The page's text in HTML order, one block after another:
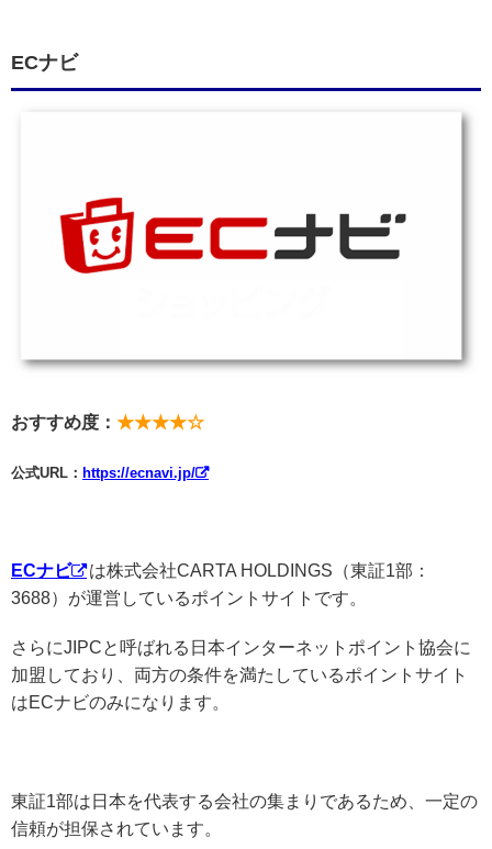
ECナビ
おすすめ度： ★★★★☆
公式URL： https://ecnavi.jp/
ECナビ
は株式会社CARTA HOLDINGS（東証1部：
3688）が運営しているポイントサイトです。
さらにJIPCと呼ばれる日本インターネットポイント協会に
加盟しており、両方の条件を満たしているポイントサイト
はECナビのみになります。
東証1部は日本を代表する会社の集まりであるため、一定の
信頼が担保されています。